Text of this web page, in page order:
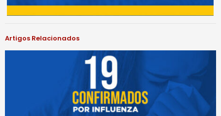
Artigos Relacionados